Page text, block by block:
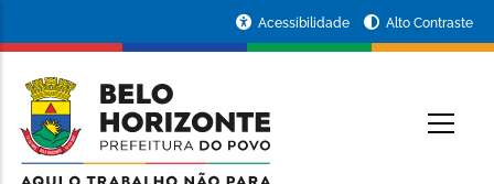
conteúdo
principal
da
Prefeitura
de
Acessibilidade Alto Contraste